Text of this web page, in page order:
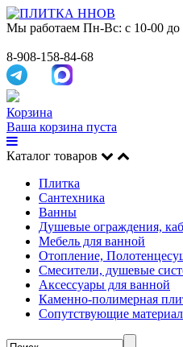
Мы работаем Пн-Вс: с 10-00 до
8-908-158-84-68
Корзина
Ваша корзина пуста
Каталог товаров
Плитка
Сантехника
Ванны
Душевые ограждения,
Мебель для ванной
Отопление,
Смесители, душевые
Аксессуары для ванной
Каменно-полимерная
Сопутствующие